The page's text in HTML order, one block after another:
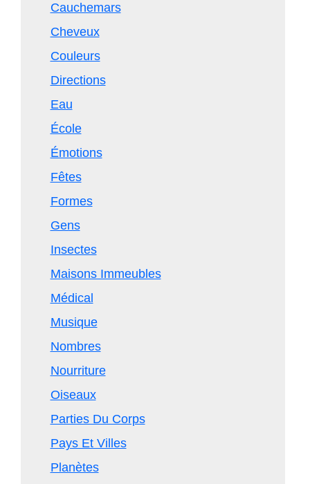
Cauchemars
Cheveux
Couleurs
Directions
Eau
École
Émotions
Fêtes
Formes
Gens
Insectes
Maisons Immeubles
Médical
Musique
Nombres
Nourriture
Oiseaux
Parties Du Corps
Pays Et Villes
Planètes